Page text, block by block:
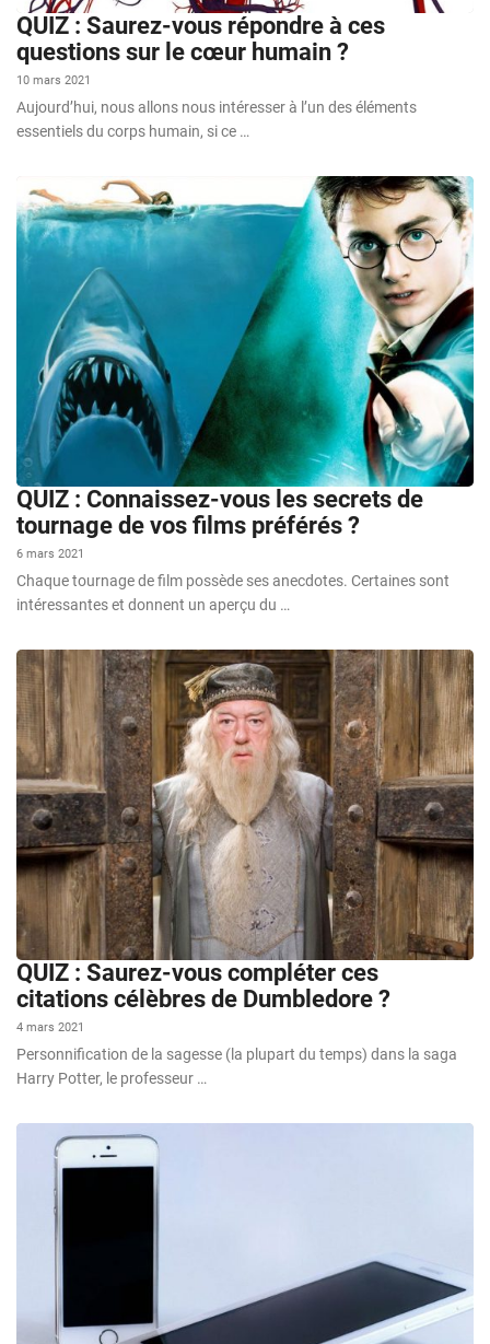
QUIZ : Saurez-vous répondre à ces
questions sur le cœur humain ?
10 mars 2021
Aujourd’hui, nous allons nous intéresser à l’un des éléments
essentiels du corps humain, si ce …
QUIZ : Connaissez-vous les secrets de
tournage de vos films préférés ?
6 mars 2021
Chaque tournage de film possède ses anecdotes. Certaines sont
intéressantes et donnent un aperçu du …
QUIZ : Saurez-vous compléter ces
citations célèbres de Dumbledore ?
4 mars 2021
Personnification de la sagesse (la plupart du temps) dans la saga
Harry Potter, le professeur …